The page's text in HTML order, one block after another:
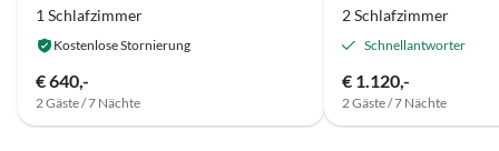
1 Schlafzimmer
Kostenlose Stornierung
€ 640,-
2 Gäste / 7 Nächte
2 Schlafzimmer
Schnellantworter
€ 1.120,-
2 Gäste / 7 Nächte